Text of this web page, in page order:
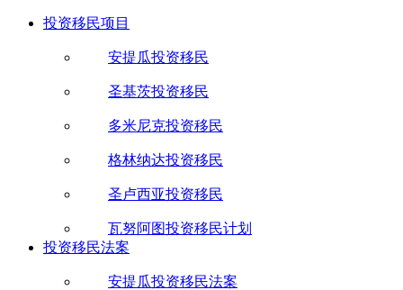
投资移民项目
安提瓜投资移民
圣基茨投资移民
多米尼克投资移民
格林纳达投资移民
圣卢西亚投资移民
瓦努阿图投资移民计划
投资移民法案
安提瓜投资移民法案